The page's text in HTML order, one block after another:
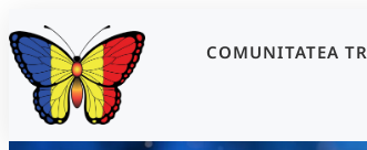
COMUNITATEA TR